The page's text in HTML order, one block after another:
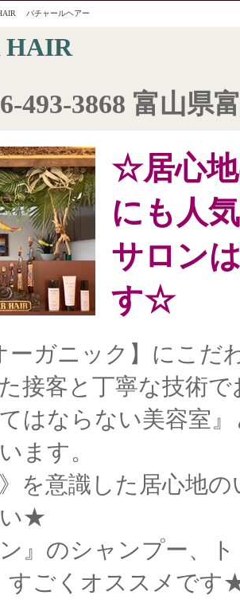
パチャールヘアー
HAIR
493-3868 富山県
☆居心地
にも人
サロン
す☆
ーガニック】にこ
接客と丁寧な技術
はならない美容室
ます。
》を意識した居心地
い★
ン』のシャンプー、
すごくオススメです